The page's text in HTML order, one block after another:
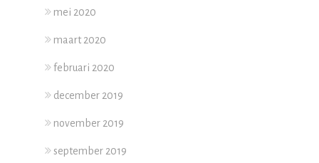
mei 2020
maart 2020
februari 2020
december 2019
november 2019
september 2019